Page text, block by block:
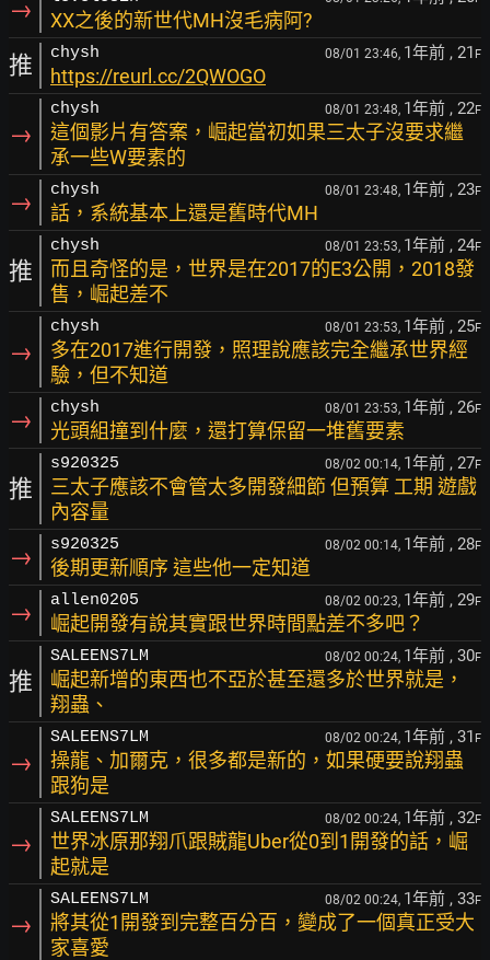
→ XX之後的新世代MH沒毛病阿?
推 chysh 08/01 23:46, 1年前 , 21 F
https://reurl.cc/2QWOGO
→
chysh 08/01 23:48, 1年前 , 22F
這個影片有答案，崛起當初如果三太子沒要求繼
承一些W要素的
→ chysh 08/01 23:48, 1年前 , 23F
話，系統基本上還是舊時代MH
推
chysh 08/01 23:53, 1年前 , 24F
而且奇怪的是，世界是在2017的E3公開，2018發
售，崛起差不
→
chysh 08/01 23:53, 1年前 , 25F
多在2017進行開發，照理說應該完全繼承世界經
驗，但不知道
→ chysh 08/01 23:53, 1年前 , 26F
光頭組撞到什麼，還打算保留一堆舊要素
推
s920325 08/02 00:14, 1年前 , 27F
三太子應該不會管太多開發細節 但預算 工期 遊戲
內容量
→ s920325 08/02 00:14, 1年前 , 28F
後期更新順序 這些他一定知道
→ allen0205 08/02 00:23, 1年前 , 29F
崛起開發有說其實跟世界時間點差不多吧？
推
SALEENS7LM 08/02 00:24, 1年前 , 30F
崛起新增的東西也不亞於甚至還多於世界就是，
翔蟲、
→
SALEENS7LM 08/02 00:24, 1年前 , 31 F
操龍、加爾克，很多都是新的，如果硬要說翔蟲
跟狗是
→
SALEENS7LM 08/02 00:24, 1年前 , 32F
世界冰原那翔爪跟賊龍Uber從0到1開發的話，崛
起就是
→
SALEENS7LM 08/02 00:24, 1年前 , 33F
將其從1開發到完整百分百，變成了一個真正受大
家喜愛